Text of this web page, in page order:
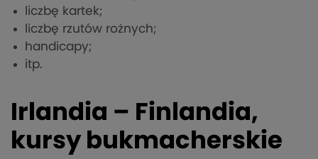
liczbę kartek;
liczbę rzutów rożnych;
handicapy;
itp.
Irlandia – Finlandia,
kursy bukmacherskie